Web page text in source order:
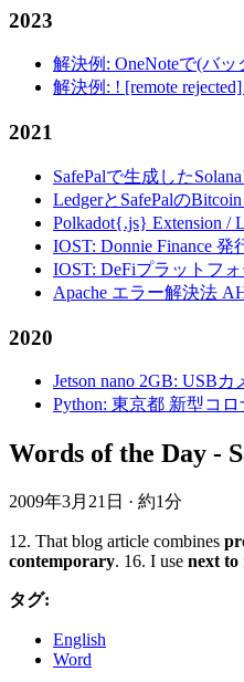
2023
解決例: OneNoteで(バ
解決例: ! [remote
2021
SafePalで生成した
LedgerとSafePalの
Polkadot{.js} Extension /
IOST: Donnie Finance
IOST: DeFiプラットフ
Apache エラー解決法
2020
Jetson nano 2GB: USB
Python: 東京都 新型コ
Words of the Day -
2009年3月21日 · 約1分
12. That blog article combines
contemporary. 16. I use next to
タグ:
English
Word